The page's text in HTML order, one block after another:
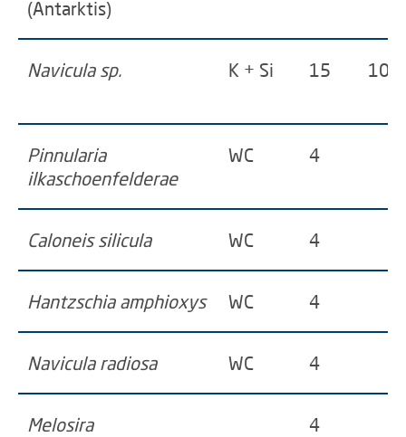
(Antarktis)
Navicula sp. K + Si 15 100
Pinnularia
ilkaschoenfelderae
WC 4
Caloneis silicula WC 4
Hantzschia amphioxys WC 4
Navicula radiosa WC 4
Melosira 4